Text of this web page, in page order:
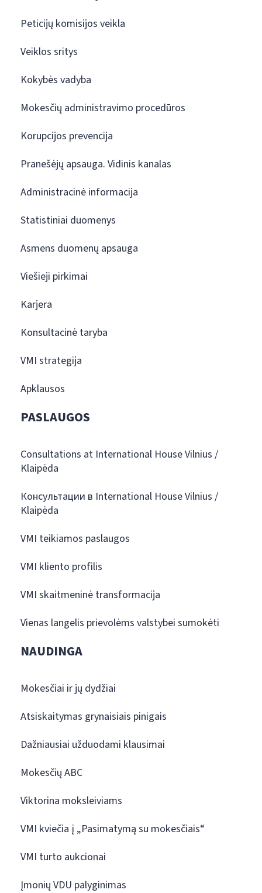
Peticijų komisijos veikla
Veiklos sritys
Kokybės vadyba
Mokesčių administravimo procedūros
Korupcijos prevencija
Pranešėjų apsauga. Vidinis kanalas
Administracinė informacija
Statistiniai duomenys
Asmens duomenų apsauga
Viešieji pirkimai
Karjera
Konsultacinė taryba
VMI strategija
Apklausos
PASLAUGOS
Consultations at International House Vilnius /
Klaipėda
Консультации в International House Vilnius /
Klaipėda
VMI teikiamos paslaugos
VMI kliento profilis
VMI skaitmeninė transformacija
Vienas langelis prievolėms valstybei sumokėti
NAUDINGA
Mokesčiai ir jų dydžiai
Atsiskaitymas grynaisiais pinigais
Dažniausiai užduodami klausimai
Mokesčių ABC
Viktorina moksleiviams
VMI kviečia į „Pasimatymą su mokesčiais“
VMI turto aukcionai
Įmonių VDU palyginimas